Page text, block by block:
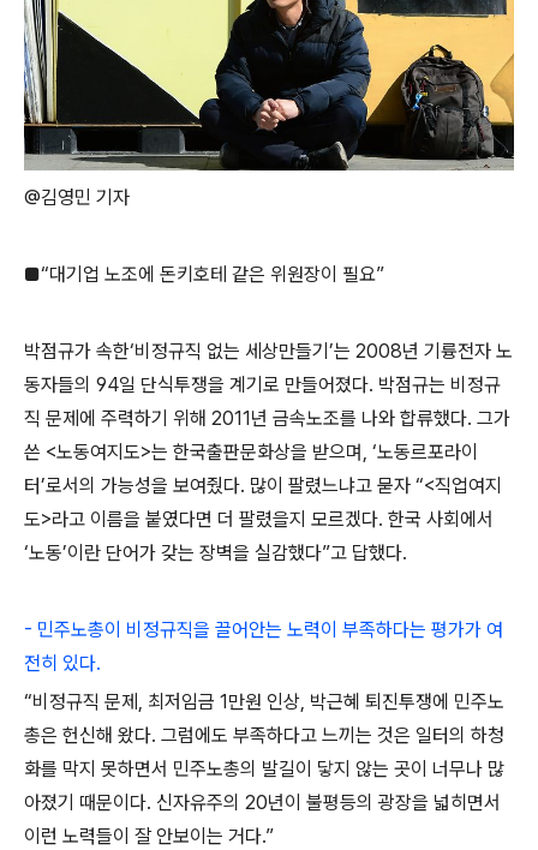
@김영민 기자
■“대기업 노조에 돈키호테 같은 위원장이 필요”
박점규가 속한‘비정규직 없는 세상만들기’는 2008년 기륭전자 노
동자들의 94일 단식투쟁을 계기로 만들어졌다. 박점규는 비정규
직 문제에 주력하기 위해 2011년 금속노조를 나와 합류했다. 그가
쓴 <노동여지도>는 한국출판문화상을 받으며, ‘노동르포라이
터’로서의 가능성을 보여줬다. 많이 팔렸느냐고 묻자 “<직업여지
도>라고 이름을 붙였다면 더 팔렸을지 모르겠다. 한국 사회에서
‘노동’이란 단어가 갖는 장벽을 실감했다”고 답했다.
- 민주노총이 비정규직을 끌어안는 노력이 부족하다는 평가가 여
전히 있다.
“비정규직 문제, 최저임금 1만원 인상, 박근혜 퇴진투쟁에 민주노
총은 헌신해 왔다. 그럼에도 부족하다고 느끼는 것은 일터의 하청
화를 막지 못하면서 민주노총의 발길이 닿지 않는 곳이 너무나 많
아졌기 때문이다. 신자유주의 20년이 불평등의 광장을 넓히면서
이런 노력들이 잘 안보이는 거다.”